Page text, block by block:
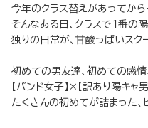
今年のクラス替えがあってから
そんなある日、クラスで1番の
独りの日常が、甘酸っぱいス
初めての男友達、初めての感情
【バンド女子】×【訳あり陽キャ
たくさんの初めてが詰まった、